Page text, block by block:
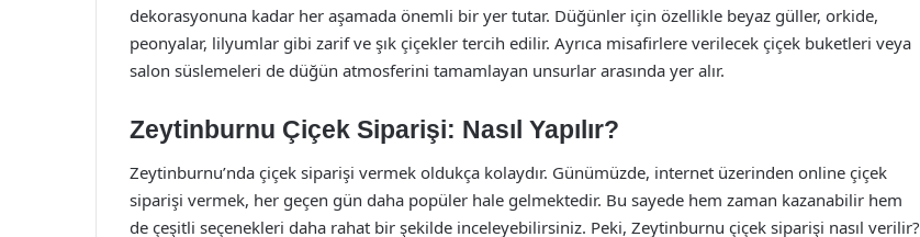
dekorasyonuna kadar her aşamada önemli bir yer tutar. Düğünler için özellikle beyaz güller, orkide,
peonyalar, lilyumlar gibi zarif ve şık çiçekler tercih edilir. Ayrıca misafirlere verilecek çiçek buketleri veya
salon süslemeleri de düğün atmosferini tamamlayan unsurlar arasında yer alır.
Zeytinburnu Çiçek Siparişi: Nasıl Yapılır?
Zeytinburnu’nda çiçek siparişi vermek oldukça kolaydır. Günümüzde, internet üzerinden online çiçek
siparişi vermek, her geçen gün daha popüler hale gelmektedir. Bu sayede hem zaman kazanabilir hem
de çeşitli seçenekleri daha rahat bir şekilde inceleyebilirsiniz. Peki, Zeytinburnu çiçek siparişi nasıl verilir?